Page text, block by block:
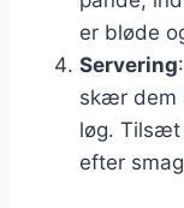
er bløde
Servering
skær dem
løg. Tilsæt
efter